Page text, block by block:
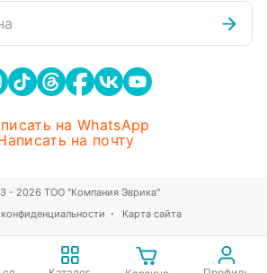
на WhatsApp
на почту
Карта сайта
- 2026 ТОО "Компания Эврика"